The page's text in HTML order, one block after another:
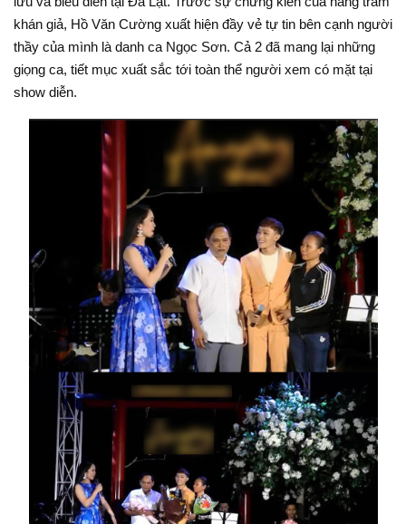
khán giả, Hồ Văn Cường xuất hiện đầy vẻ tự tin bên cạnh người
thầy của mình là danh ca Ngọc Sơn. Cả 2 đã mang lại những
giọng ca, tiết mục xuất sắc tới toàn thể người xem có mặt tại
show diễn.